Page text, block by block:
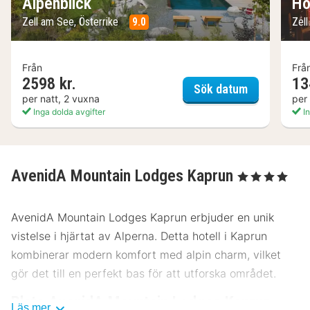
Zell am See, Österrike 9.0
Från
2598 kr.
per natt, 2 vuxna
Inga dolda avgifter
Sök datumSuperior
per
AvenidA Mountain Lodges Kaprun , 4 Stjärnor
AvenidA Mountain Lodges Kaprun erbjuder en unik
vistelse i hjärtat av Alperna. Detta hotell i Kaprun
kombinerar modern komfort med alpin charm, vilket
gör det till en perfekt bas för att utforska området.
Plats AvenidA Mountain Lodges Kaprun
Läs mer